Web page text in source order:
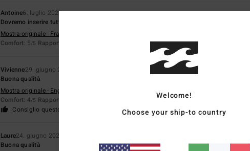
Antoine6. luglio 2026
Dovremo inserire tutti i prodotti acquistati uno per uno?????
Mostra originale - Français
Comfort: 5/5 Rapporto qualità-prezzo : Taglia perfettaMateriale
Vivienne29. giugno 2026
Buona qualità
Mostra originale - English
Comfort: 4/5 Rapporto qualità-prezzo : Taglia perfettaMateriale
Consiglio questo prodotto
Laure24. giugno 2026
Buona qualità
Welcome!
Choose your ship-to country